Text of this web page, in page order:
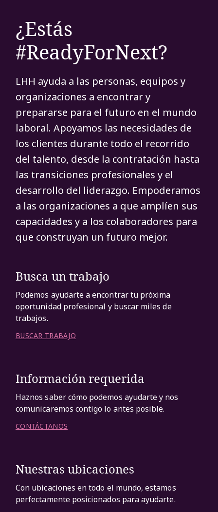
¿Estás
#ReadyForNext?
LHH ayuda a las personas, equipos y
organizaciones a encontrar y
prepararse para el futuro en el mundo
laboral. Apoyamos las necesidades de
los clientes durante todo el recorrido
del talento, desde la contratación hasta
las transiciones profesionales y el
desarrollo del liderazgo. Empoderamos
a las organizaciones a que amplíen sus
capacidades y a los colaboradores para
que construyan un futuro mejor.
Busca un trabajo
Podemos ayudarte a encontrar tu próxima
oportunidad profesional y buscar miles de
trabajos.
BUSCAR TRABAJO
Información requerida
Haznos saber cómo podemos ayudarte y nos
comunicaremos contigo lo antes posible.
CONTÁCTANOS
Nuestras ubicaciones
Con ubicaciones en todo el mundo, estamos
perfectamente posicionados para ayudarte.